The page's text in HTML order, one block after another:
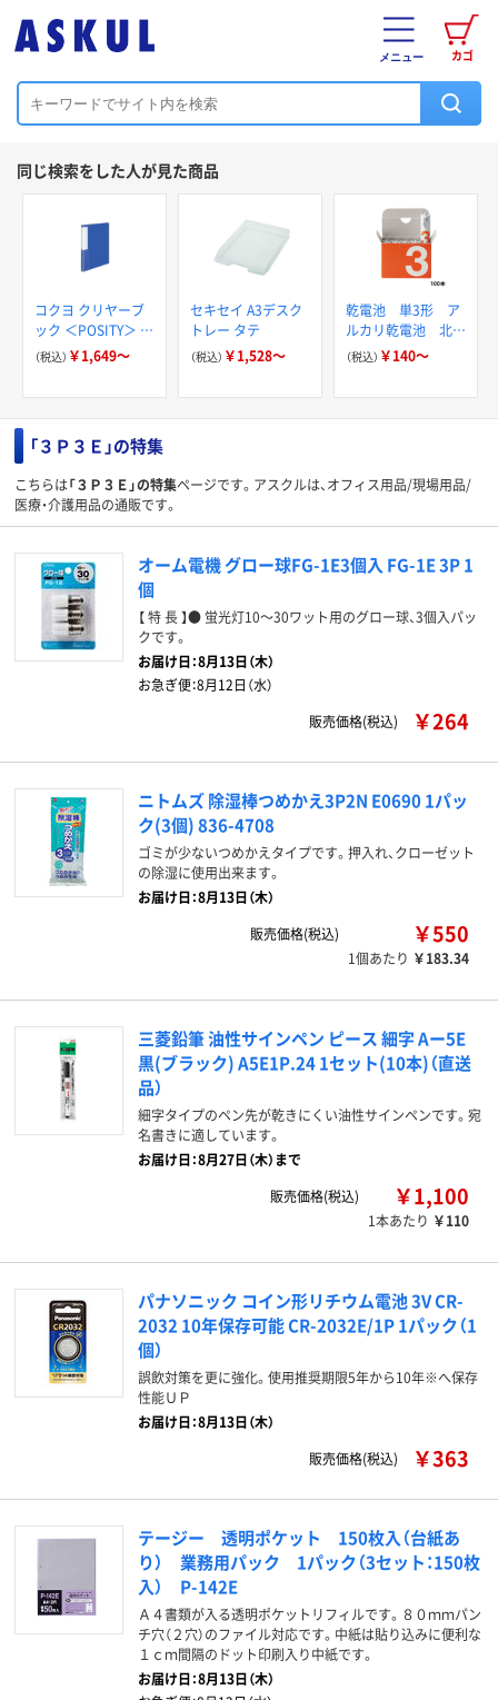
カゴ
メニュー
同じ検索をした人が見た商品
コクヨ クリヤーブ
ック ＜POSITY＞ 替
紙式/差替式 A4タテ
30穴 P3ラ-L7
（税込） ￥1,649～
セキセイ A3デスク
トレー タテ
（税込） ￥1,528～
乾電池 単3形 ア
ルカリ乾電池 北欧
パッケージ アスク
（税込） ￥140～
「３Ｐ３Ｅ」の特集
こちらは「３Ｐ３Ｅ」の特集ページです。アスクルは、オフィス用品/現場用品/
医療・介護用品の通販です。
オーム電機 グロー球FG-1E3個入 FG-1E 3P 1
個
【 特 長 】● 蛍光灯10～30ワット用のグロー球、3個入パッ
クです。
お届け日：8月13日（木）
お急ぎ便：8月12日（水）
販売価格(税込)
￥264
ニトムズ 除湿棒つめかえ3P2N E0690 1パッ
ク(3個) 836-4708
ゴミが少ないつめかえタイプです。押入れ、クローゼット
の除湿に使用出来ます。
お届け日：8月13日（木）
販売価格(税込)
￥550
1個あたり ￥183.34
三菱鉛筆 油性サインペン ピース 細字 Aー5E
黒(ブラック) A5E1P.24 1セット(10本)（直送
品）
細字タイプのペン先が乾きにくい油性サインペンです。宛
名書きに適しています。
お届け日：8月27日（木）まで
販売価格(税込)
￥1,100
1本あたり ￥110
パナソニック コイン形リチウム電池 3V CR-
2032 10年保存可能 CR-2032E/1P 1パック（1
個）
誤飲対策を更に強化。使用推奨期限5年から10年※へ保存
性能ＵＰ
お届け日：8月13日（木）
販売価格(税込)
￥363
テージー 透明ポケット 150枚入（台紙あ
り） 業務用パック 1パック（3セット：150枚
入） P-142E
Ａ４書類が入る透明ポケットリフィルです。８０ｍｍパン
チ穴（２穴）のファイル対応です。中紙は貼り込みに便利な
１ｃｍ間隔のドット印刷入り中紙です。
お届け日：8月13日（木）